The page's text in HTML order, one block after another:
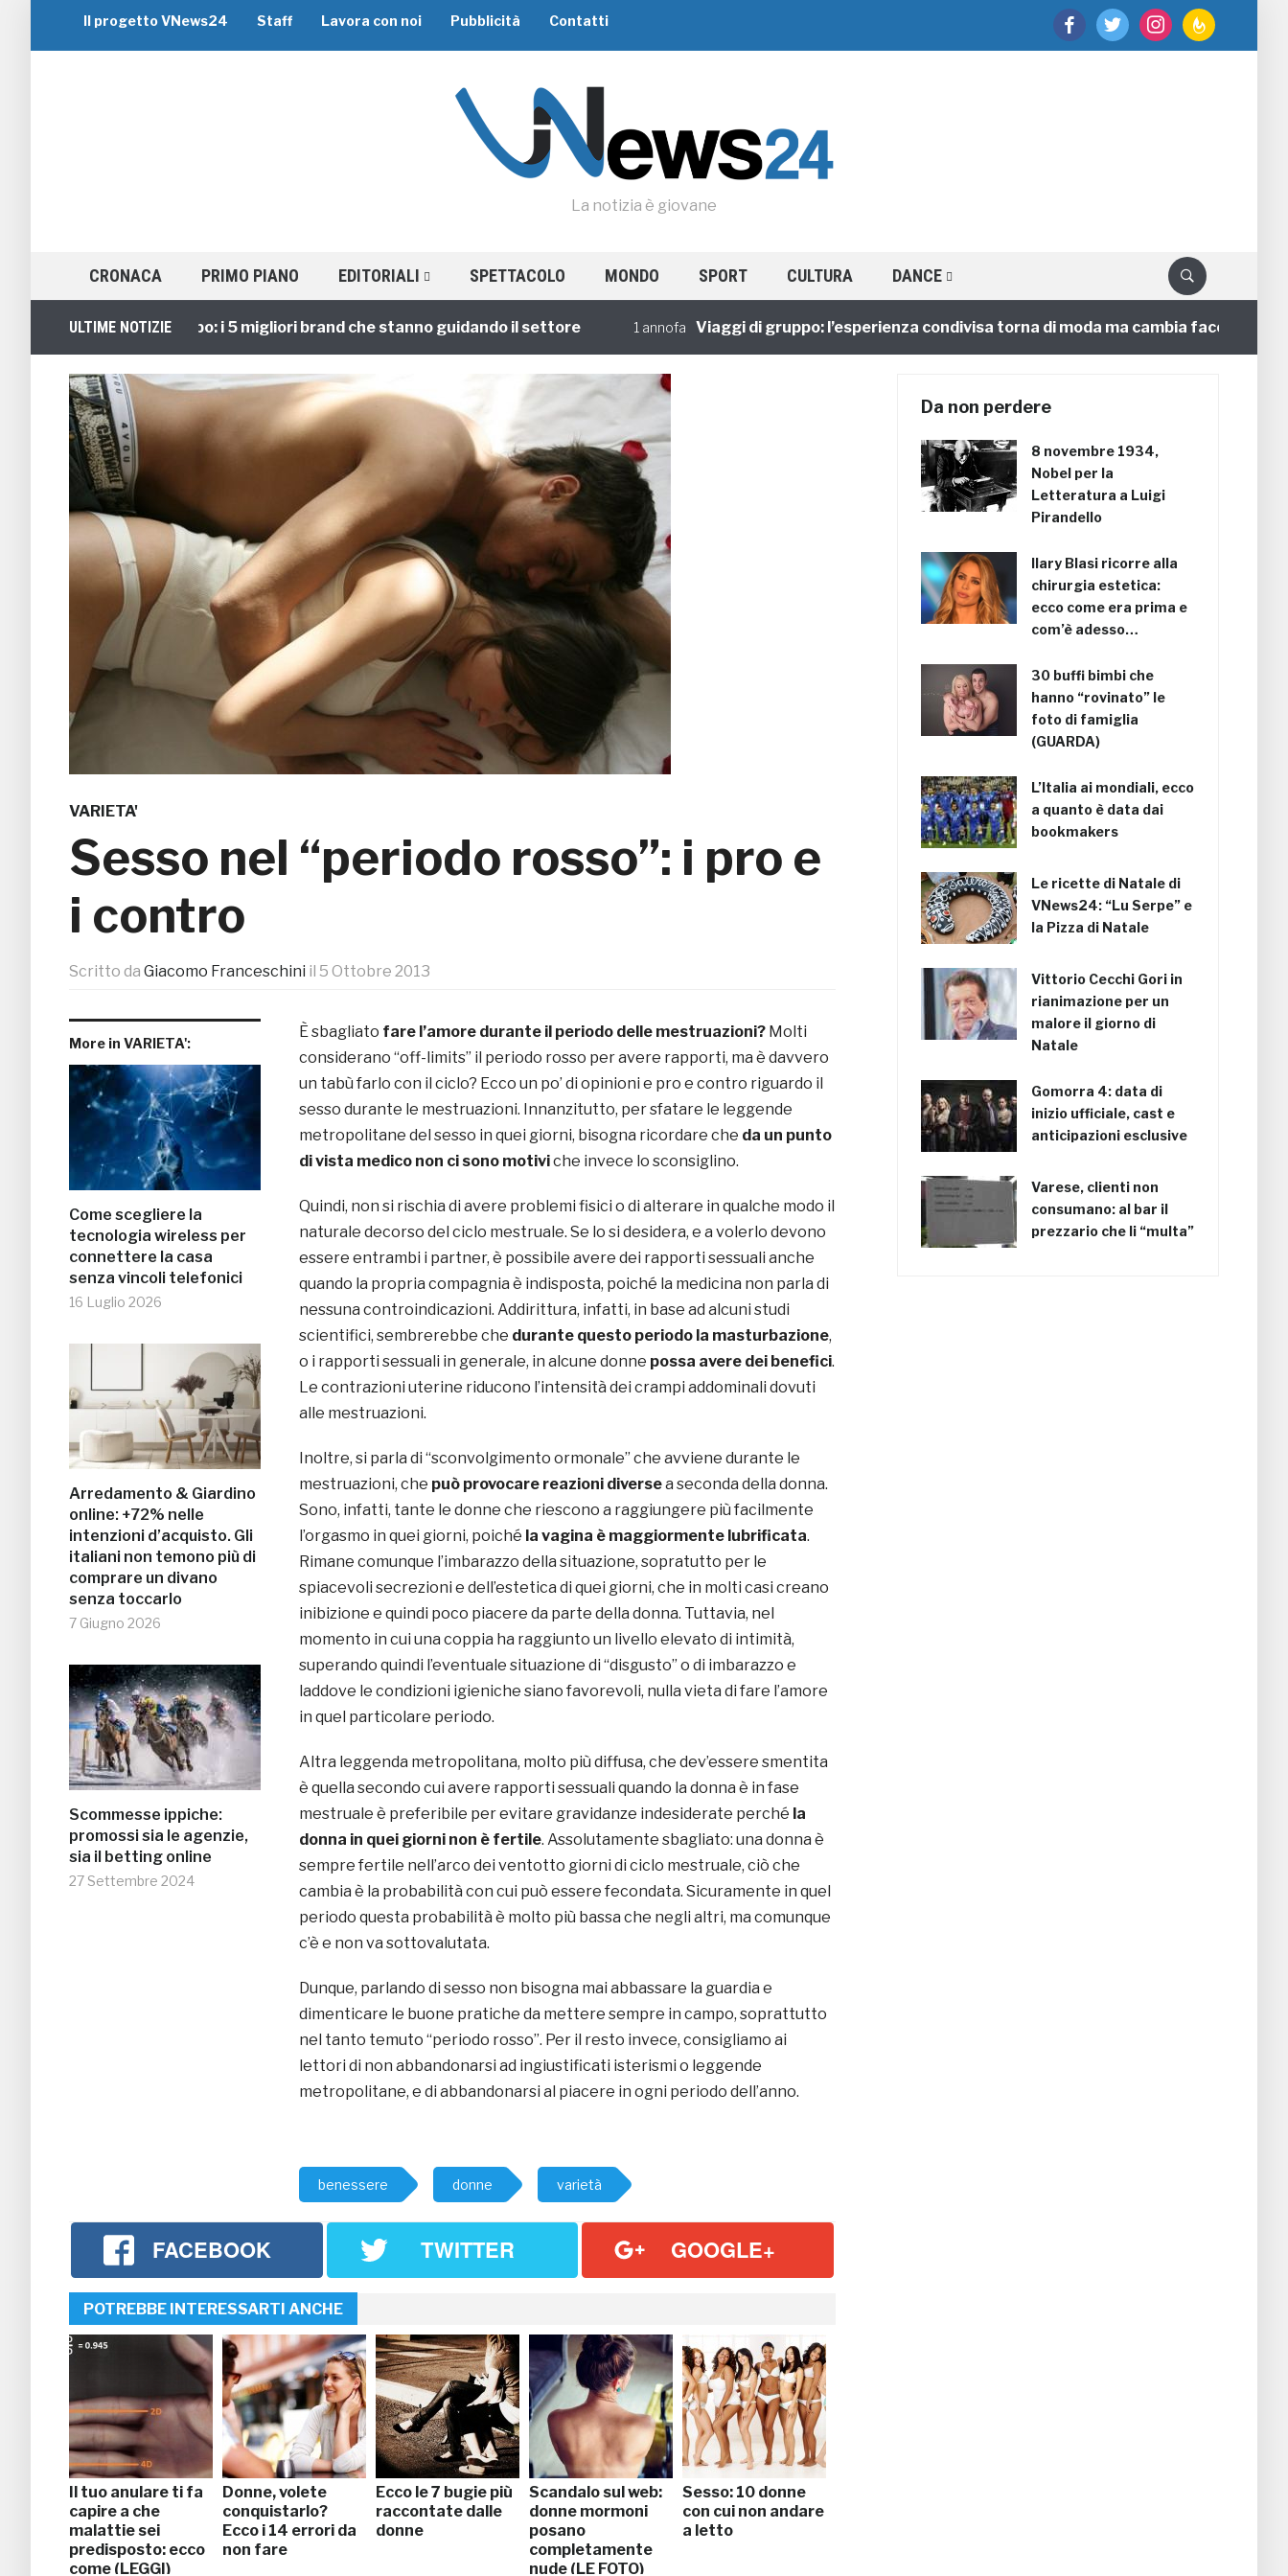
facebooktwitter instagramfeedburner
Il progetto VNews24 Staff Lavora con noi Pubblicità Contatti
La notizia è giovane
CRONACA PRIMO PIANO EDITORIALI SPETTACOLO MONDO SPORT CULTURA DANCE
ULTIME NOTIZIE
Viaggi di Gruppo: i 5 migliori brand che stanno guidando il settore 1 annofa Viaggi di gruppo: l’esperienza condivisa torna di moda ma cambia faccia
VARIETA'
Sesso nel “periodo rosso”: i pro e
i contro
Scritto da Giacomo Franceschini il 5 Ottobre 2013
More in VARIETA':
Come scegliere la
tecnologia wireless per
connettere la casa
senza vincoli telefonici
16 Luglio 2026
Arredamento & Giardino
online: +72% nelle
intenzioni d’acquisto. Gli
italiani non temono più di
comprare un divano
senza toccarlo
7 Giugno 2026
Scommesse ippiche:
promossi sia le agenzie,
sia il betting online
27 Settembre 2024
È sbagliato fare l’amore durante il periodo delle mestruazioni? Molti
considerano “off-limits” il periodo rosso per avere rapporti, ma è davvero
un tabù farlo con il ciclo? Ecco un po’ di opinioni e pro e contro riguardo il
sesso durante le mestruazioni. Innanzitutto, per sfatare le leggende
metropolitane del sesso in quei giorni, bisogna ricordare che da un punto
di vista medico non ci sono motiviche invece lo sconsiglino.
Quindi, non si rischia di avere problemi fisici o di alterare in qualche modo il
naturale decorso del ciclo mestruale. Se lo si desidera, e a volerlo devono
essere entrambi i partner, è possibile avere dei rapporti sessuali anche
quando la propria compagnia è indisposta, poiché la medicina non parla di
nessuna controindicazioni. Addirittura, infatti, in base ad alcuni studi
scientifici, sembrerebbe che durante questo periodo la masturbazione,
o i rapporti sessuali in generale, in alcune donne possa avere dei benefici.
Le contrazioni uterine riducono l’intensità dei crampi addominali dovuti
alle mestruazioni.
Inoltre, si parla di “sconvolgimento ormonale” che avviene durante le
mestruazioni, che può provocare reazioni diversea seconda della donna.
Sono, infatti, tante le donne che riescono a raggiungere più facilmente
l’orgasmo in quei giorni, poiché la vagina è maggiormente lubrificata.
Rimane comunque l’imbarazzo della situazione, sopratutto per le
spiacevoli secrezioni e dell’estetica di quei giorni, che in molti casi creano
inibizione e quindi poco piacere da parte della donna. Tuttavia, nel
momento in cui una coppia ha raggiunto un livello elevato di intimità,
superando quindi l’eventuale situazione di “disgusto” o di imbarazzo e
laddove le condizioni igieniche siano favorevoli, nulla vieta di fare l’amore
in quel particolare periodo.
Altra leggenda metropolitana, molto più diffusa, che dev’essere smentita
è quella secondo cui avere rapporti sessuali quando la donna è in fase
mestruale è preferibile per evitare gravidanze indesiderate perché la
donna in quei giorni non è fertile. Assolutamente sbagliato: una donna è
sempre fertile nell’arco dei ventotto giorni di ciclo mestruale, ciò che
cambia è la probabilità con cui può essere fecondata. Sicuramente in quel
periodo questa probabilità è molto più bassa che negli altri, ma comunque
c’è e non va sottovalutata.
Dunque, parlando di sesso non bisogna mai abbassare la guardia e
dimenticare le buone pratiche da mettere sempre in campo, soprattutto
nel tanto temuto “periodo rosso”. Per il resto invece, consigliamo ai
lettori di non abbandonarsi ad ingiustificati isterismi o leggende
metropolitane, e di abbandonarsi al piacere in ogni periodo dell’anno.
benessere donne varietà
FACEBOOK TWITTER GOOGLE+
POTREBBE INTERESSARTI ANCHE
Il tuo anulare ti fa
capire a che
malattie sei
predisposto: ecco
come (LEGGI)
Donne, volete
conquistarlo?
Ecco i 14 errori da
non fare
Ecco le 7 bugie più
raccontate dalle
donne
Scandalo sul web:
donne mormoni
posano
completamente
nude (LE FOTO)
Sesso: 10 donne
con cui non andare
a letto
Da non perdere
8 novembre 1934,
Nobel per la
Letteratura a Luigi
Pirandello
Ilary Blasi ricorre alla
chirurgia estetica:
ecco come era prima e
com’è adesso…
30 buffi bimbi che
hanno “rovinato” le
foto di famiglia
(GUARDA)
L’Italia ai mondiali, ecco
a quanto è data dai
bookmakers
Le ricette di Natale di
VNews24: “Lu Serpe” e
la Pizza di Natale
Vittorio Cecchi Gori in
rianimazione per un
malore il giorno di
Natale
Gomorra 4: data di
inizio ufficiale, cast e
anticipazioni esclusive
Varese, clienti non
consumano: al bar il
prezzario che li “multa”